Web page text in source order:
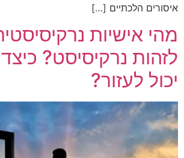
איסורים הלכתיים […]
מהי אישיות
לזהות נרקיסיסט?
יכול לעזור?